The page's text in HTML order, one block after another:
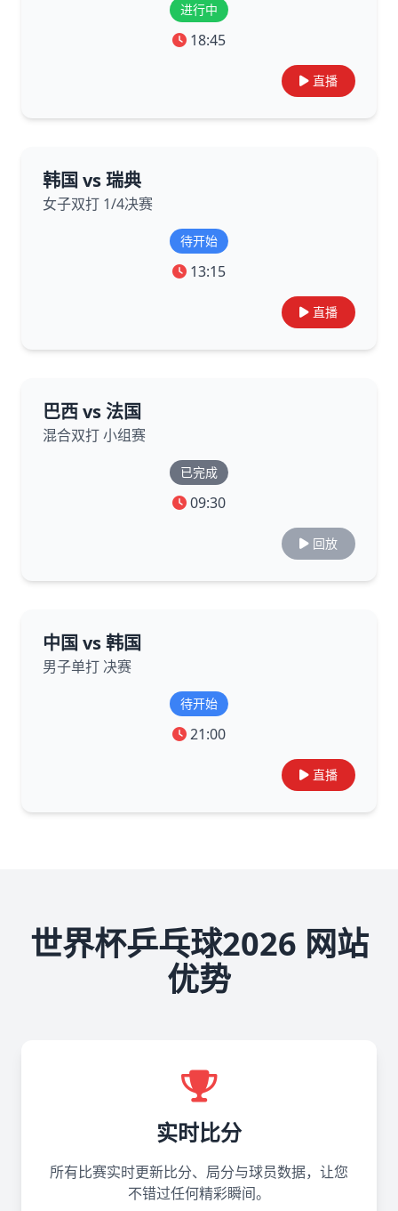
进行中
18:45
直播
韩国 vs 瑞典
女子双打 1/4决赛
待开始
13:15
直播
巴西 vs 法国
混合双打 小组赛
已完成
09:30
回放
中国 vs 韩国
男子单打 决赛
待开始
21:00
直播
世界杯乒乓球2026 网站
优势
实时比分
所有比赛实时更新比分、局分与球员数据，让您
不错过任何精彩瞬间。